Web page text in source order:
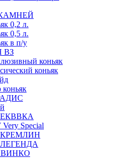
0,2 л.
0,5 л.
в п/у
ВЗ
коньяк
коньяк
Special
КРЕМЛИН